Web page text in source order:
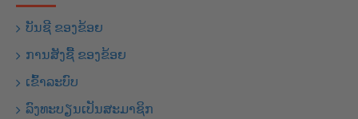
ບັນຊີ ຂອງຂ້ອຍ
ການສັງຊື້ ຂອງຂ້ອຍ
ເຂົ້າລະບົບ
ລົງທະບຽນເປັນສະມາຊິກ